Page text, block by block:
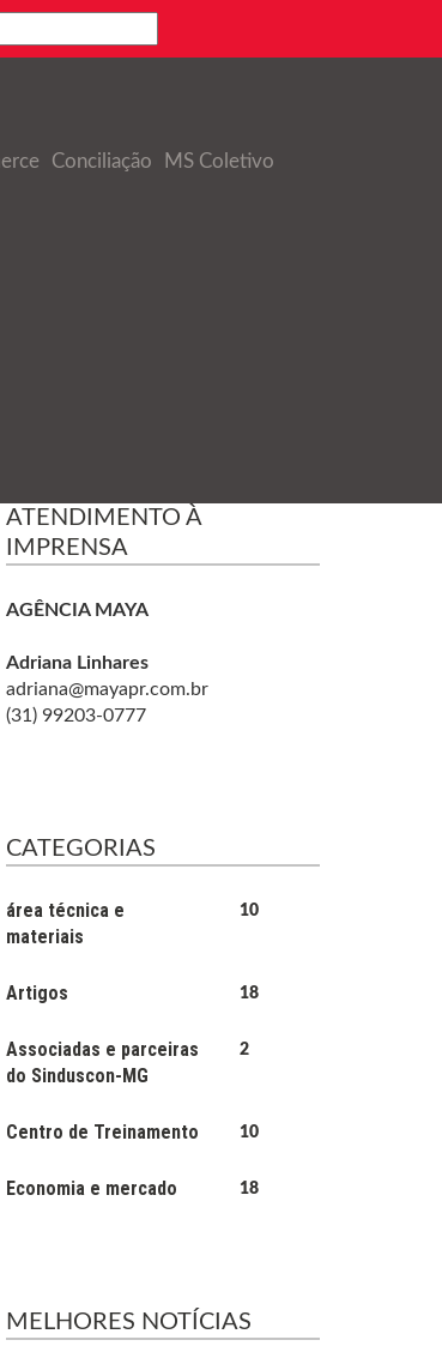
Conciliação MS Coletivo
ATENDIMENTO À
IMPRENSA
AGÊNCIA MAYA
Adriana Linhares
adriana@mayapr.com.br
(31) 99203-0777
CATEGORIAS
área técnica e
materiais
10
Artigos 18
Associadas e parceiras
do Sinduscon-MG
2
Centro de Treinamento 10
Economia e mercado 18
MELHORES NOTÍCIAS